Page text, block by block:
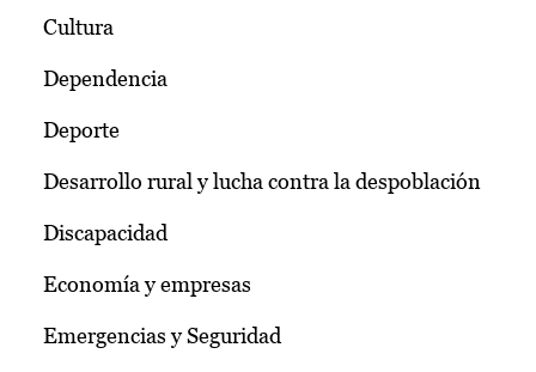
Cultura
Dependencia
Deporte
Desarrollo rural y lucha contra la despoblación
Discapacidad
Economía y empresas
Emergencias y Seguridad